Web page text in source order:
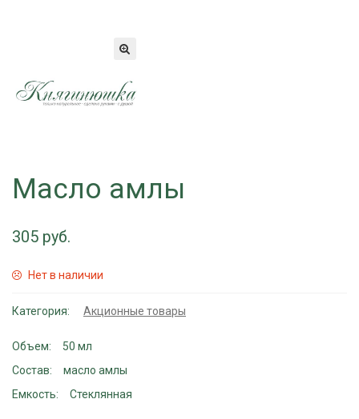
Масло амлы
305
Нет в наличии
Категория: Акционные товары
Объем
50 мл
Состав
масло амлы
Емкость
Стеклянная